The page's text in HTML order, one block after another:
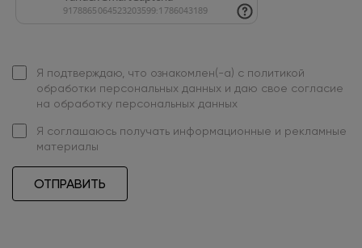
Я подтверждаю, что ознакомлен(-а) с политикой
обработки персональных данных и даю свое согласие
на обработку персональных данных
Я соглашаюсь получать информационные и рекламные
материалы
ОТПРАВИТЬ